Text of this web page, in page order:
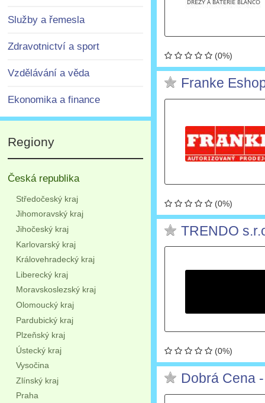
Služby a řemesla
Zdravotnictví a sport
Vzdělávání a věda
Ekonomika a finance
Regiony
Česká republika
Středočeský kraj
Jihomoravský kraj
Jihočeský kraj
Karlovarský kraj
Královehradecký kraj
Liberecký kraj
Moravskoslezský kraj
Olomoucký kraj
Pardubický kraj
Plzeňský kraj
Ústecký kraj
Vysočina
Zlínský kraj
Praha
(0%)
Franke
(0%)
TRENDO
(0%)
Dobrá Cena